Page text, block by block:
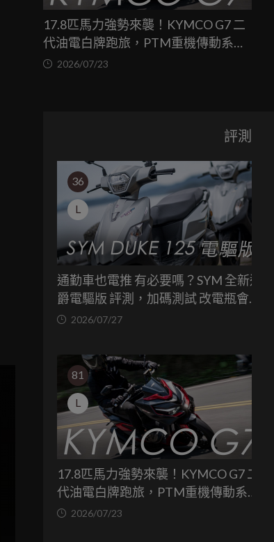
17.8匹馬力強勢來襲！KYMCO G7 二
代油電白牌跑旅，PTM重機傳動系統
與8公斤減重的操控饗宴
2026/07/23
評測
36
L
通勤車也電推 有必要嗎？SYM 全新迪
爵電驅版 評測，加碼測試 改電瓶會更
省油嗎？
2026/07/27
81
L
17.8匹馬力強勢來襲！KYMCO G7 二
代油電白牌跑旅，PTM重機傳動系統
與8公斤減重的操控饗宴
2026/07/23